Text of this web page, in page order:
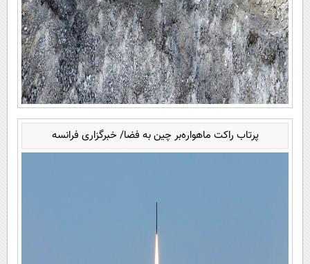
پرتاب راکت ماهواره‌بر چین به فضا/ خبرگزاری فرانسه